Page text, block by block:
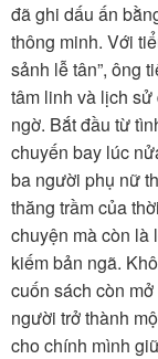
Thiếu nhi
Kết nối VOV6
TÌM KIẾM
Vận hành bởi QI Corp
đã ghi dấu ấn
thông minh. Với
sảnh lễ tân”, ông
tâm linh và lịch
ngờ. Bắt đầu từ
chuyến bay lúc
ba người phụ nữ
thăng trầm của
chuyện mà còn là
kiếm bản ngã.
cuốn sách còn
người trở thành
cho chính mình